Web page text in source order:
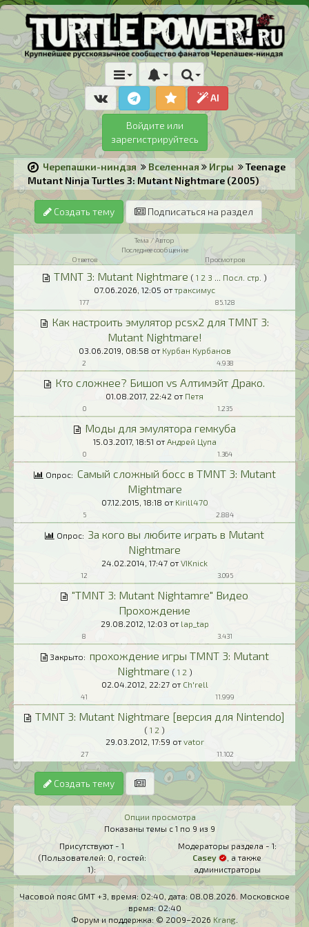
AI
Войдите или
зарегистрируйтесь
Черепашки-ниндзя Вселенная Игры
Teenage
Mutant Ninja Turtles 3: Mutant Nightmare (2005)
Создать тему Подписаться на раздел
Тема / Автор
Последнее сообщение
Ответов
Просмотров
TMNT 3: Mutant Nightmare ( 1 2 3 ... Посл. стр. )
07.06.2026, 12:05 от траксимус
177 85.128
Как настроить эмулятор pcsx2 для TMNT 3:
Mutant Nightmare!
03.06.2019, 08:58 от Курбан Курбанов
2 4.938
Кто сложнее? Бишоп vs Алтимэйт Драко.
01.08.2017, 22:42 от Петя
0 1.235
Моды для эмулятора гемкуба
15.03.2017, 18:51 от Андрей Цупа
0 1.364
Опрос: Самый сложный босс в TMNT 3: Mutant
Mightmare
07.12.2015, 18:18 от Kirill470
5 2.884
Опрос: За кого вы любите играть в Mutant
Nightmare
24.02.2014, 17:47 от VIKnick
12 3.095
"TMNT 3: Mutant Nightamre" Видео
Прохождение
29.08.2012, 12:03 от lap_tap
8 3.431
Закрыто: прохождение игры TMNT 3: Mutant
Nightmare ( 1 2 )
02.04.2012, 22:27от Ch'rell
41 11.999
TMNT 3: Mutant Nightmare [версия для Nintendo]
( 1 2 )
29.03.2012, 17:59 от vator
27 11.102
Создать тему
Опции просмотра
Показаны темы с 1 по 9 из 9
Присутствуют - 1
(Пользователей: 0, гостей:
1):
Модераторы раздела - 1:
Casey
, а также
администраторы
Часовой пояс GMT +3, время: 02:40, дата: 08.08.2026. Московское
время: 02:40
Форум и поддержка: © 2009–2026 Krang.